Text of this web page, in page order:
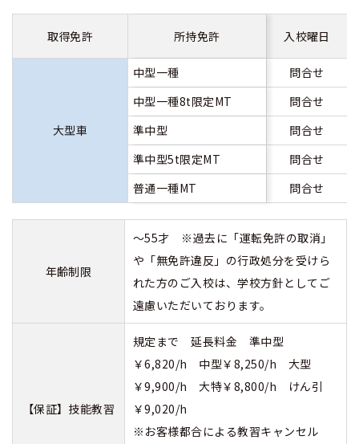
取得免許 所持免許 入校曜日
大型車
中型一種 問合せ
中型一種8t限定MT
問合せ
準中型
問合せ
準中型5t限定MT
問合せ
普通一種MT
問合せ
年齢制限
～55才 ※過去に「運転免許の取消」
や「無免許違反」の行政処分を受けら
れた方のご入校は、学校方針としてご
遠慮いただいております。
【保証】技能教習
規定まで 延長料金 準中型
￥6,820/h 中型￥8,250/h 大型
￥9,900/h 大特￥8,800/h けん引
￥9,020/h
※お客様都合による教習キャンセル